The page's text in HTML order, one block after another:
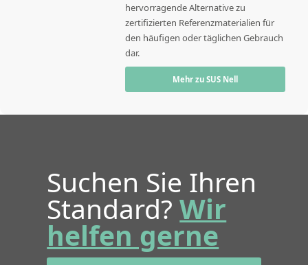
hervorragende Alternative zu
zertifizierten Referenzmaterialien für
den häufigen oder täglichen Gebrauch
dar.
Mehr zu SUS Nell
Suchen Sie Ihren
Standard?Wir
helfen gerne